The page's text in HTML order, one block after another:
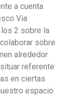
a cuenta
Via
2 sobre la
sobre
alrededor
referente
en ciertas
espacio